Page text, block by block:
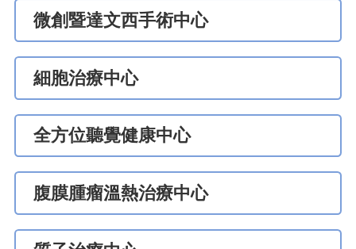
微創暨達文西手術中心
細胞治療中心
全方位聽覺健康中心
腹膜腫瘤溫熱治療中心